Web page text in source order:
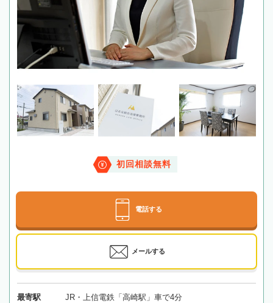
初回相談無料
電話する
メールする
最寄駅 JR・上信電鉄「高崎駅」車で4分